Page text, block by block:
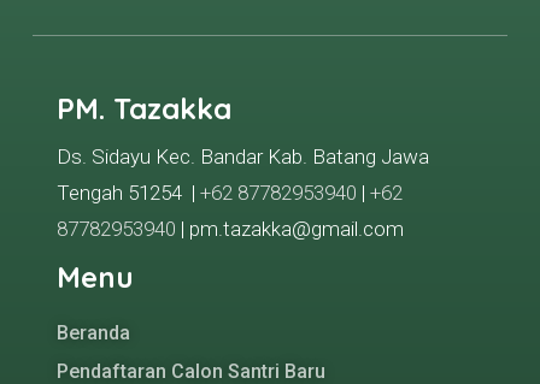
PM. Tazakka
Ds. Sidayu Kec. Bandar Kab. Batang Jawa
Tengah 51254 | +62 87782953940 | +62
87782953940 | pm.tazakka@gmail.com
Menu
Beranda
Pendaftaran Calon Santri Baru